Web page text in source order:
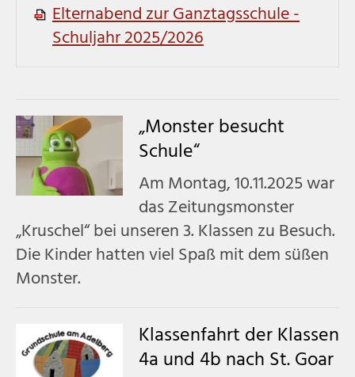
Elternabend zur Ganztagsschule -
Schuljahr 2025/2026
„Monster besucht
Schule“
Am Montag, 10.11.2025 war
das Zeitungsmonster
„Kruschel“ bei unseren 3. Klassen zu Besuch.
Die Kinder hatten viel Spaß mit dem süßen
Monster.
Klassenfahrt der Klassen
4a und 4b nach St. Goar